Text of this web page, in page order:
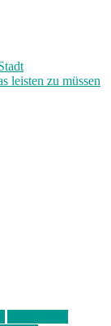
leisten zu müssen